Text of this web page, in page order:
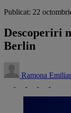
Publicat: 22
Descoperiri
Berlin
Ramona